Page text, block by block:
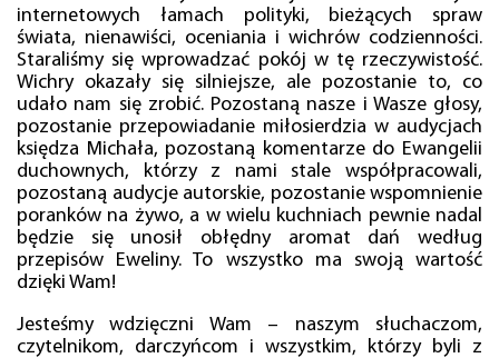
internetowych łamach polityki, bieżących spraw
świata, nienawiści, oceniania i wichrów codzienności.
Staraliśmy się wprowadzać pokój w tę rzeczywistość.
Wichry okazały się silniejsze, ale pozostanie to, co
udało nam się zrobić. Pozostaną nasze i Wasze głosy,
pozostanie przepowiadanie miłosierdzia w audycjach
księdza Michała, pozostaną komentarze do Ewangelii
duchownych, którzy z nami stale współpracowali,
pozostaną audycje autorskie, pozostanie wspomnienie
poranków na żywo, a w wielu kuchniach pewnie nadal
będzie się unosił obłędny aromat dań według
przepisów Eweliny. To wszystko ma swoją wartość
dzięki Wam!
Jesteśmy wdzięczni Wam – naszym słuchaczom,
czytelnikom, darczyńcom i wszystkim, którzy byli z